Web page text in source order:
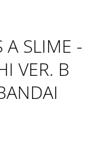
A SLIME -
VER. B